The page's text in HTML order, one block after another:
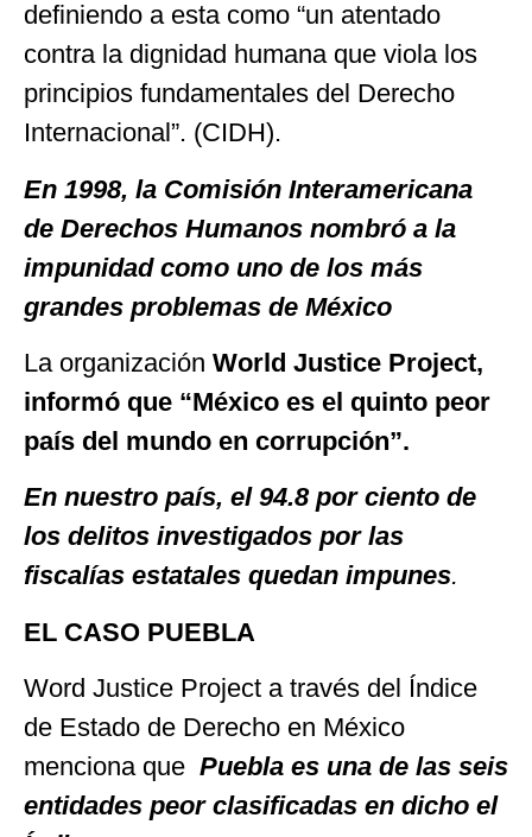
definiendo a esta como “un atentado
contra la dignidad humana que viola los
principios fundamentales del Derecho
Internacional”. (CIDH).
En 1998, la Comisión Interamericana
de Derechos Humanos nombró a la
impunidad como uno de los más
grandes problemas de México
La organización World Justice Project,
informó que “México es el quinto peor
país del mundo en corrupción”.
En nuestro país, el 94.8 por ciento de
los delitos investigados por las
fiscalías estatales quedan impunes.
EL CASO PUEBLA
Word Justice Project a través del Índice
de Estado de Derecho en México
menciona que Puebla es una de las seis
entidades peor clasificadas en dicho el